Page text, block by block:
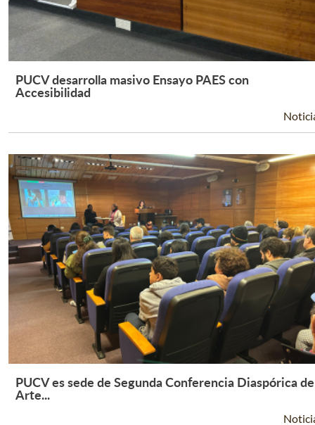
Leer Más +
PUCV desarrolla masivo Ensayo PAES con
Accesibilidad
Leer Más +
PUCV es sede de Segunda Conferencia Diaspórica de
Arte...